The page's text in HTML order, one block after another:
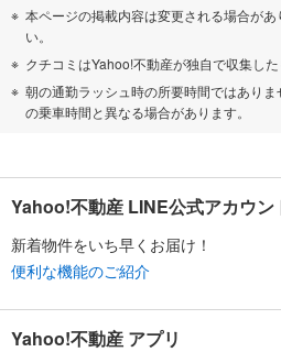
本ページの掲載内容は変更される場合が
い。
クチコミはYahoo!不動産が独自で収集した
朝の通勤ラッシュ時の所要時間ではあり
の乗車時間と異なる場合があります。
Yahoo!不動産 LINE公式アカウン
新着物件をいち早くお届け！
便利な機能のご紹介
Yahoo!不動産 アプリ